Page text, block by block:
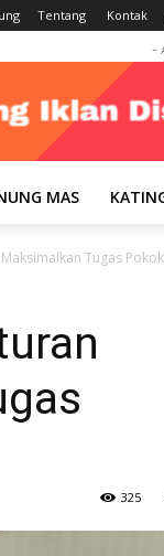
Tentang Kontak
-
MAS
Tugas
325